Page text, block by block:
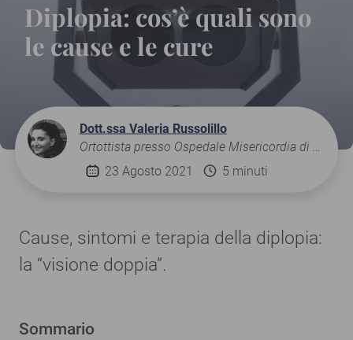
Diplopia: cos’è quali sono
le cause e le cure
Dott.ssa Valeria Russolillo
23 Agosto 2021
5 minuti
Cause, sintomi e terapia della diplopia:
la “visione doppia”.
Sommario